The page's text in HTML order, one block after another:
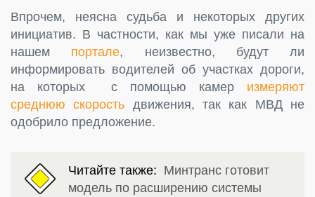
Впрочем, неясна судьба и некоторых других
инициатив. В частности, как мы уже писали на
нашем портале, неизвестно, будут ли
информировать водителей об участках дороги,
на которых с помощью камер измеряют
среднюю скорость движения, так как МВД не
одобрило предложение.
Читайте также: Минтранс готовит
модель по расширению системы